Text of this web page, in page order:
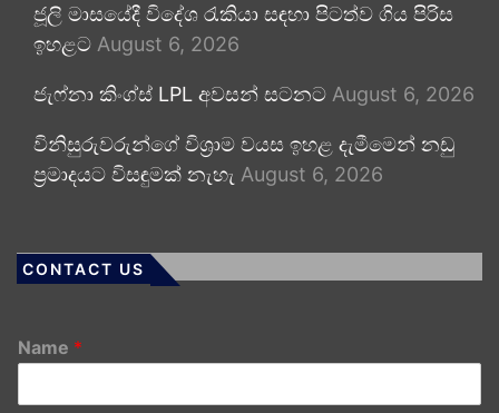
ජූලි මාසයේදී විදේශ රැකියා සඳහා පිටත්ව ගිය පිරිස
ඉහළට August 6, 2026
ජැෆ්නා කිංග්ස් LPL අවසන් සටනට August 6, 2026
විනිසුරුවරුන්ගේ විශ්‍රාම වයස ඉහළ දැමීමෙන් නඩු
ප්‍රමාදයට විසඳුමක් නැහැ August 6, 2026
CONTACT US
Name *